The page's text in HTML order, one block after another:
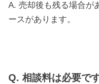
A. 売却後も残る場合が
ースがあります。
Q. 相談料は必要で